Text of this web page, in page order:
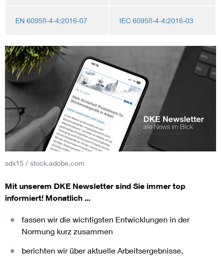
EN 60958-4-4:2016-07 IEC 60958-4-4:2016-03
sdx15 / stock.adobe.com
Mit unserem DKE Newsletter sind Sie immer top
informiert! Monatlich ...
fassen wir die wichtigsten Entwicklungen in der
Normung kurz zusammen
berichten wir über aktuelle Arbeitsergebnisse,